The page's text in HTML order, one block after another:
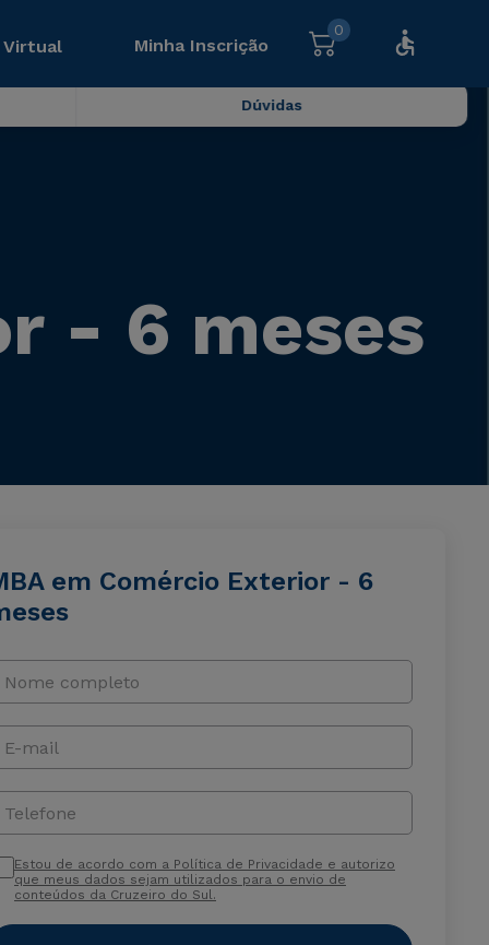
Virtual Minha Inscrição
0
Dúvidas
- 6 meses
em Comércio Exterior - 6
Nome completo
E-mail
Telefone
Estou de acordo com a Política de Privacidade e autorizo
que meus dados sejam utilizados para o envio de
conteúdos da Cruzeiro do Sul.